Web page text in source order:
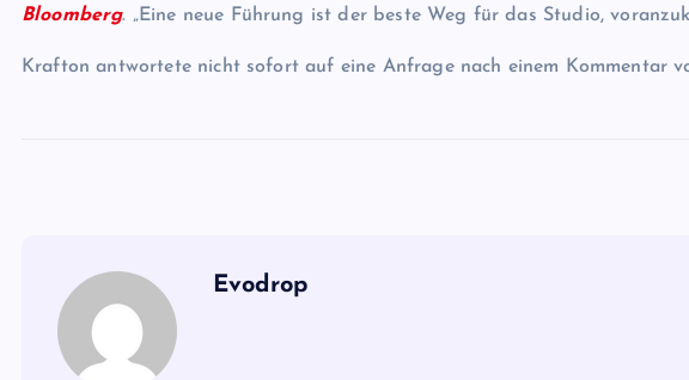
Bloomberg. „Eine neue Führung ist der beste Weg für das Studio,
Krafton antwortete nicht sofort auf eine Anfrage nach einem Kommentar
Evodrop